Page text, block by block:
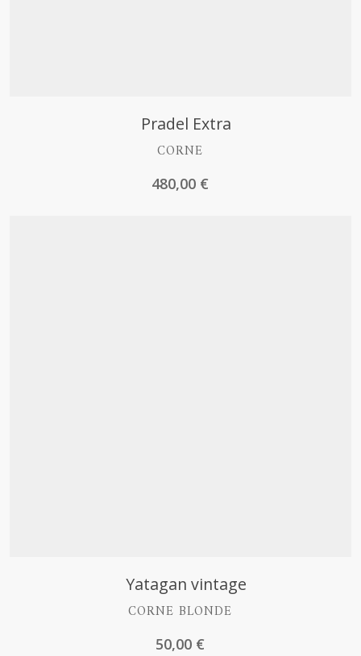
Découvrir
Pradel Extra
CORNE
480,00 €
Yatagan vintage
CORNE BLONDE
50,00 €